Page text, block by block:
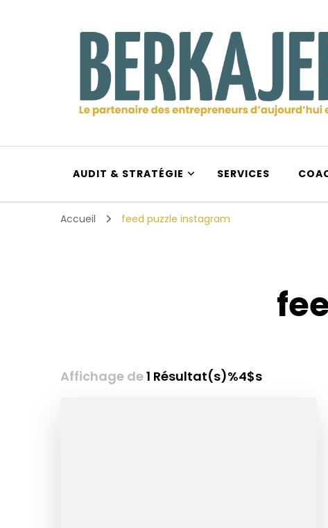
Berkajera
AUDIT & STRATÉGIE SERVICES
Accueil feed puzzle instagram
Affichage de1 Résultat(s)%4$s